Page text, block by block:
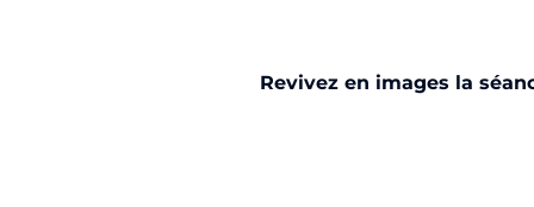
Revivez en images la